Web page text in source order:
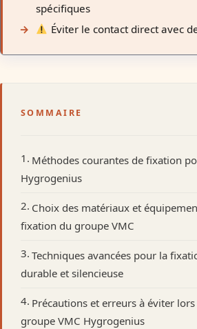
spécifiques
Éviter le contact direct avec
SOMMAIRE
Méthodes courantes de fixation
Hygrogenius
Choix des matériaux et
fixation du groupe VMC
Techniques avancées pour la
durable et silencieuse
Précautions et erreurs à éviter
groupe VMC Hygrogenius